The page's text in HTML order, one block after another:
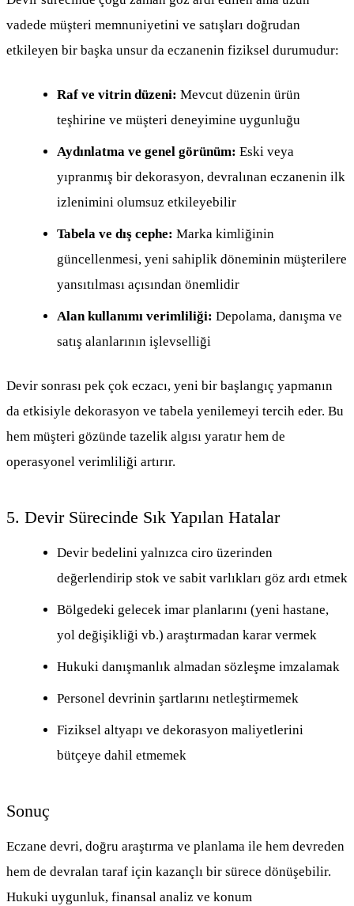
vadede müşteri memnuniyetini ve satışları doğrudan
etkileyen bir başka unsur da eczanenin fiziksel durumudur:
Raf ve vitrin düzeni: Mevcut düzenin ürün
teşhirine ve müşteri deneyimine uygunluğu
Aydınlatma ve genel görünüm: Eski veya
yıpranmış bir dekorasyon, devralınan eczanenin ilk
izlenimini olumsuz etkileyebilir
Tabela ve dış cephe: Marka kimliğinin
güncellenmesi, yeni sahiplik döneminin müşterilere
yansıtılması açısından önemlidir
Alan kullanımı verimliliği: Depolama, danışma ve
satış alanlarının işlevselliği
Devir sonrası pek çok eczacı, yeni bir başlangıç yapmanın
da etkisiyle dekorasyon ve tabela yenilemeyi tercih eder. Bu
hem müşteri gözünde tazelik algısı yaratır hem de
operasyonel verimliliği artırır.
5. Devir Sürecinde Sık Yapılan Hatalar
Devir bedelini yalnızca ciro üzerinden
değerlendirip stok ve sabit varlıkları göz ardı etmek
Bölgedeki gelecek imar planlarını (yeni hastane,
yol değişikliği vb.) araştırmadan karar vermek
Hukuki danışmanlık almadan sözleşme imzalamak
Personel devrinin şartlarını netleştirmemek
Fiziksel altyapı ve dekorasyon maliyetlerini
bütçeye dahil etmemek
Sonuç
Eczane devri, doğru araştırma ve planlama ile hem devreden
hem de devralan taraf için kazançlı bir sürece dönüşebilir.
Hukuki uygunluk, finansal analiz ve konum